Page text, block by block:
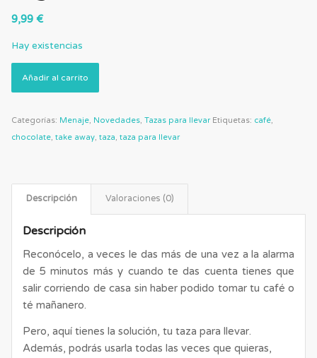
9,99 €
Hay existencias
Añadir al carrito
Categorías: Menaje, Novedades, Tazas para llevar Etiquetas: café,
chocolate, take away, taza taza para llevar
Descripción Valoraciones (0)
Descripción
Reconócelo, a veces le das más de una vez a la alarma
de 5 minutos más y cuando te das cuenta tienes que
salir corriendo de casa sin haber podido tomar tu café o
té mañanero.
Pero, aquí tienes la solución, tu taza para llevar.
Además, podrás usarla todas las veces que quieras,